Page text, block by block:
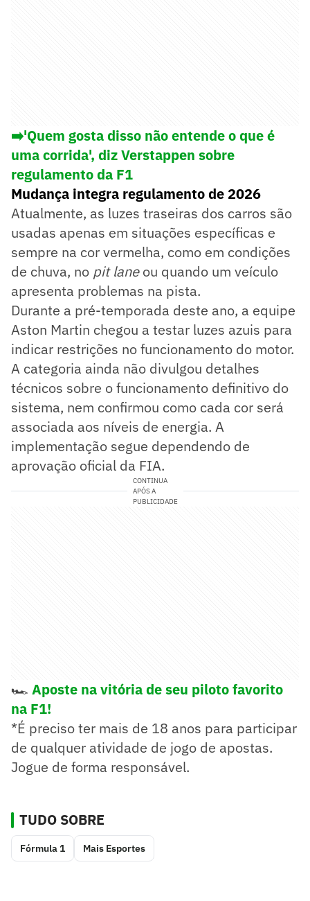
➡️'Quem gosta disso não entende o que é
uma corrida', diz Verstappen sobre
regulamento da F1
Mudança integra regulamento de 2026
Atualmente, as luzes traseiras dos carros são
usadas apenas em situações específicas e
sempre na cor vermelha, como em condições
de chuva, no pit laneou quando um veículo
apresenta problemas na pista.
Durante a pré-temporada deste ano, a equipe
Aston Martin chegou a testar luzes azuis para
indicar restrições no funcionamento do motor.
A categoria ainda não divulgou detalhes
técnicos sobre o funcionamento definitivo do
sistema, nem confirmou como cada cor será
associada aos níveis de energia. A
implementação segue dependendo de
aprovação oficial da FIA.
CONTINUA
APÓS A
PUBLICIDADE
🏎️ Aposte na vitória de seu piloto favorito
na F1!
*É preciso ter mais de 18 anos para participar
de qualquer atividade de jogo de apostas.
Jogue de forma responsável.
TUDO SOBRE
Fórmula 1 Mais Esportes